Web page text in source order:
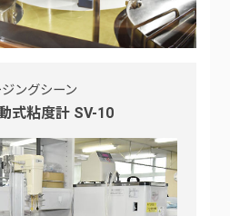
ングシーン
式粘度計 SV-10